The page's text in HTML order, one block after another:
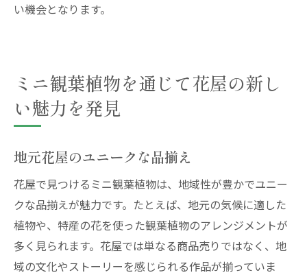
い機会となります。
ミニ観葉植物を通じて花屋の新し
い魅力を発見
地元花屋のユニークな品揃え
花屋で見つけるミニ観葉植物は、地域性が豊かでユニー
クな品揃えが魅力です。たとえば、地元の気候に適した
植物や、特産の花を使った観葉植物のアレンジメントが
多く見られます。花屋では単なる商品売りではなく、地
域の文化やストーリーを感じられる作品が揃っていま